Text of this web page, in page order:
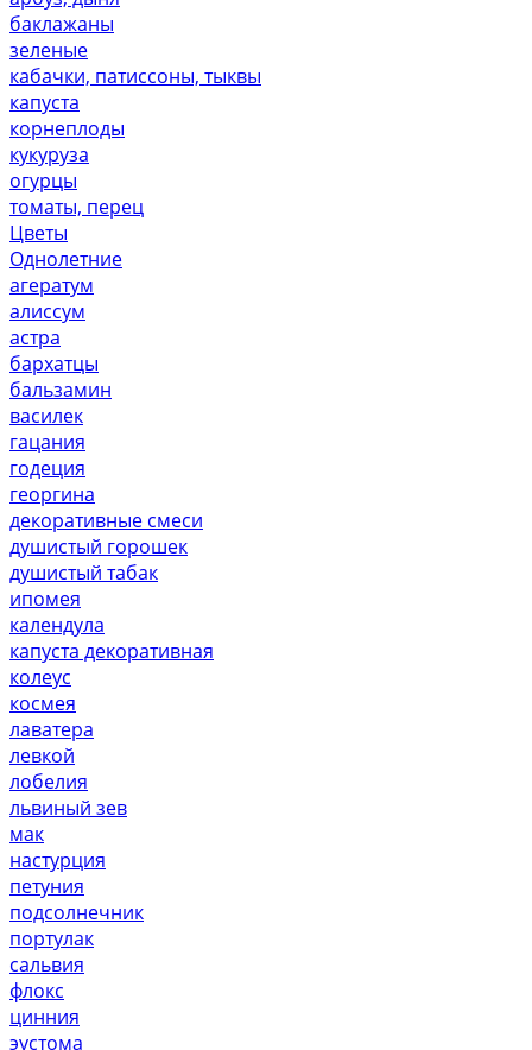
баклажаны
зеленые
кабачки, патиссоны, тыквы
капуста
корнеплоды
кукуруза
огурцы
томаты, перец
Цветы
Однолетние
агератум
алиссум
астра
бархатцы
бальзамин
василек
гацания
годеция
георгина
декоративные смеси
душистый горошек
душистый табак
ипомея
календула
капуста декоративная
колеус
космея
лаватера
левкой
лобелия
львиный зев
мак
настурция
петуния
подсолнечник
портулак
сальвия
флокс
цинния
эустома